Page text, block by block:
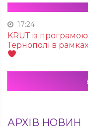
17:24
KRUТ із
Тернополі в
АРХІВ НОВИН